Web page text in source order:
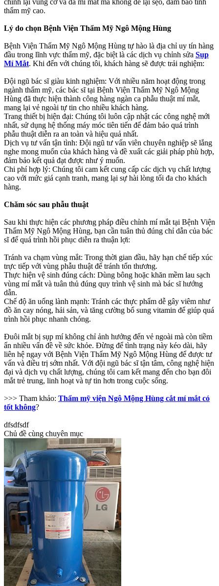
chỉnh lại vùng cơ và da mí mắt mà không để lại sẹo, đảm bảo tính
thẩm mỹ cao.
Lý do chọn Bệnh Viện Thẩm Mỹ Ngô Mộng Hùng
Bệnh Viện Thẩm Mỹ Ngô Mộng Hùng tự hào là địa chỉ uy tín hàng
đầu trong lĩnh vực thẩm mỹ, đặc biệt là các dịch vụ chỉnh sửa Sụp
Mí Mắt. Khi đến với chúng tôi, khách hàng sẽ được trải nghiệm:
Đội ngũ bác sĩ giàu kinh nghiệm: Với nhiều năm hoạt động trong
ngành thẩm mỹ, các bác sĩ tại Bệnh Viện Thẩm Mỹ Ngô Mộng
Hùng đã thực hiện thành công hàng ngàn ca phẫu thuật mí mắt,
mang lại vẻ ngoài tự tin cho nhiều khách hàng.
Trang thiết bị hiện đại: Chúng tôi luôn cập nhật các công nghệ mới
nhất, sử dụng hệ thống máy móc tiên tiến để đảm bảo quá trình
phẫu thuật diễn ra an toàn và hiệu quả nhất.
Dịch vụ tư vấn tận tình: Đội ngũ tư vấn viên chuyên nghiệp sẽ lắng
nghe mong muốn của khách hàng và đề xuất các giải pháp phù hợp,
đảm bảo kết quả đạt được như ý muốn.
Chi phí hợp lý: Chúng tôi cam kết cung cấp các dịch vụ chất lượng
cao với mức giá cạnh tranh, mang lại sự hài lòng tối đa cho khách
hàng.
Chăm sóc sau phẫu thuật
Sau khi thực hiện các phương pháp điều chỉnh mí mắt tại Bệnh Viện
Thẩm Mỹ Ngô Mộng Hùng, bạn cần tuân thủ đúng chỉ dẫn của bác
sĩ để quá trình hồi phục diễn ra thuận lợi:
Tránh va chạm vùng mắt: Trong thời gian đầu, hãy hạn chế tiếp xúc
trực tiếp với vùng phẫu thuật để tránh tổn thương.
Thực hiện vệ sinh đúng cách: Dùng bông hoặc khăn mềm lau sạch
vùng mí mắt và tuân thủ đúng quy trình vệ sinh mà bác sĩ hướng
dẫn.
Chế độ ăn uống lành mạnh: Tránh các thực phẩm dễ gây viêm như
đồ ăn cay nóng, hải sản, và tăng cường bổ sung vitamin để giúp quá
trình hồi phục nhanh chóng.
Đuôi mắt bị sụp mí không chỉ ảnh hưởng đến vẻ ngoài mà còn tiềm
ẩn nhiều vấn đề về sức khỏe. Đừng để tình trạng này kéo dài, hãy
liên hệ ngay với Bệnh Viện Thẩm Mỹ Ngô Mộng Hùng để được tư
vấn và điều trị sớm nhất. Với đội ngũ bác sĩ tận tâm, công nghệ hiện
đại và dịch vụ chất lượng, chúng tôi cam kết mang đến cho bạn đôi
mắt trẻ trung, linh hoạt và tự tin hơn trong cuộc sống.
>>> Tham khảo: Thẩm mỹ viện Ngô Mộng Hùng cắt mí mắt có
tốt không?
dfsdfsdf
Chủ đề cùng chuyên mục